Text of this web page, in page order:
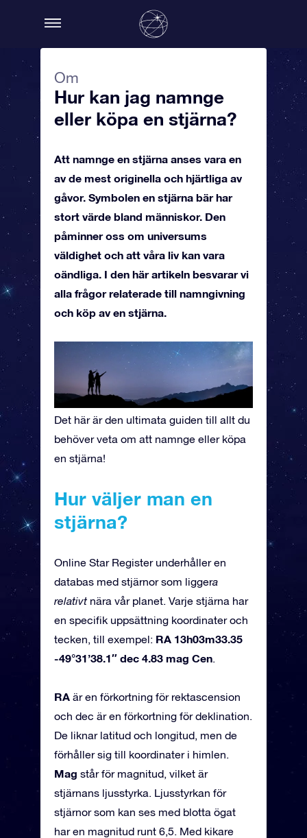
Om
Hur kan jag namnge
eller köpa en stjärna?
Att namnge en stjärna anses vara en
av de mest originella och hjärtliga av
gåvor. Symbolen en stjärna bär har
stort värde bland människor. Den
påminner oss om universums
väldighet och att våra liv kan vara
oändliga. I den här artikeln besvarar vi
alla frågor relaterade till namngivning
och köp av en stjärna.
Det här är den ultimata guiden till allt du
behöver veta om att namnge eller köpa
en stjärna!
Hur väljer man en
stjärna?
Online Star Register underhåller en
databas med stjärnor som liggera
relativt nära vår planet. Varje stjärna har
en specifik uppsättning koordinater och
tecken, till exempel: RA 13h03m33.35
-49°31’38.1″ dec 4.83 mag Cen.
RA är en förkortning för rektascension
och dec är en förkortning för deklination.
De liknar latitud och longitud, men de
förhåller sig till koordinater i himlen.
Mag står för magnitud, vilket är
stjärnans ljusstyrka. Ljusstyrkan för
stjärnor som kan ses med blotta ögat
har en magnitud runt 6,5. Med kikare